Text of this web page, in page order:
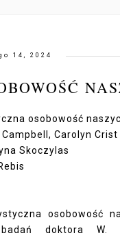
14, 2024
osobowość
Carolyn Crist
Skoczylas
osobowość
badań doktora W.